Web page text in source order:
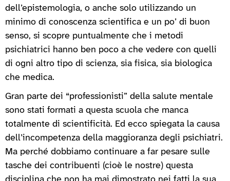
dell’epistemologia, o anche solo utilizzando un
minimo di conoscenza scientifica e un po’ di buon
senso, si scopre puntualmente che i metodi
psichiatrici hanno ben poco a che vedere con quelli
di ogni altro tipo di scienza, sia fisica, sia biologica
che medica.
Gran parte dei “professionisti” della salute mentale
sono stati formati a questa scuola che manca
totalmente di scientificità. Ed ecco spiegata la causa
dell’incompetenza della maggioranza degli psichiatri.
Ma perché dobbiamo continuare a far pesare sulle
tasche dei contribuenti (cioè le nostre) questa